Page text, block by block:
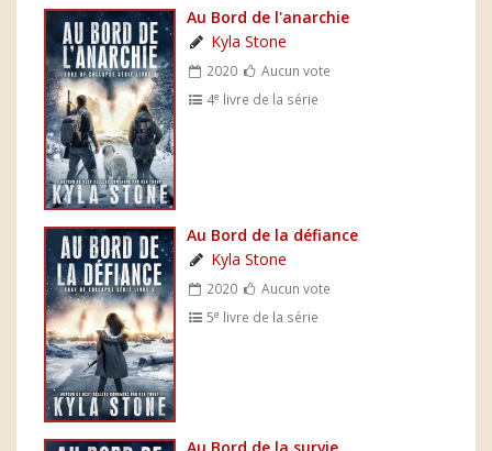
Au Bord de l'anarchie
Kyla Stone
2020
Aucun vote
4e livre de la série
Au Bord de la défiance
Kyla Stone
2020
Aucun vote
5e livre de la série